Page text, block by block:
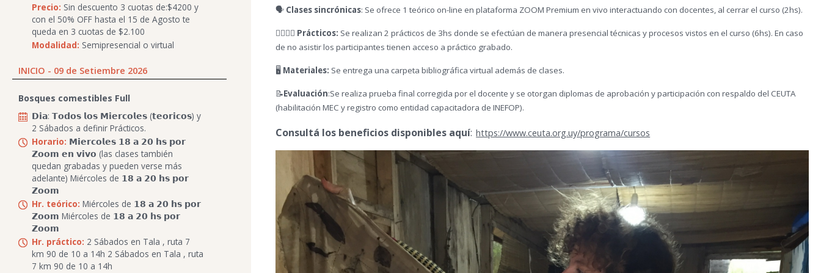
Precio: Sin descuento 3 cuotas de:$4200 y
con el 50% OFF hasta el 15 de Agosto te
queda en 3 cuotas de $2.100
Modalidad: Semipresencial o virtual
INICIO - 09 de Setiembre 2026
Bosques comestibles Full
𝗗𝗶𝗮: 𝗧𝗼𝗱𝗼𝘀 𝗹𝗼𝘀 𝗠𝗶𝗲𝗿𝗰𝗼𝗹𝗲𝘀 (𝘁𝗲𝗼𝗿𝗶𝗰𝗼𝘀) y
2 Sábados a definir Prácticos.
Horario: 𝗠𝗶𝗲𝗿𝗰𝗼𝗹𝗲𝘀 𝟭𝟴 𝗮 𝟮𝟬 𝗵𝘀 𝗽𝗼𝗿
𝗭𝗼𝗼𝗺 𝗲𝗻 𝘃𝗶𝘃𝗼 (las clases también
quedan grabadas y pueden verse más
adelante) Miércoles de 𝟭𝟴 𝗮 𝟮𝟬 𝗵𝘀 𝗽𝗼𝗿
𝗭𝗼𝗼𝗺
Hr. teórico: Miércoles de 𝟭𝟴 𝗮 𝟮𝟬 𝗵𝘀 𝗽𝗼𝗿
𝗭𝗼𝗼𝗺 Miércoles de 𝟭𝟴 𝗮 𝟮𝟬 𝗵𝘀 𝗽𝗼𝗿
𝗭𝗼𝗼𝗺
Hr. práctico: 2 Sábados en Tala , ruta 7
km 90 de 10 a 14h 2 Sábados en Tala , ruta
7 km 90 de 10 a 14h
🗣️ Clases sincrónicas: Se ofrece 1 teórico on-line en plataforma ZOOM Premium en vivo interactuando con docentes, al cerrar el curso (2hs).
✋🏼🤚🏾 Prácticos: Se realizan 2 prácticos de 3hs donde se efectúan de manera presencial técnicas y procesos vistos en el curso (6hs). En caso
de no asistir los participantes tienen acceso a práctico grabado.
🖥️ Materiales: Se entrega una carpeta bibliográfica virtual además de clases.
📝Evaluación:Se realiza prueba final corregida por el docente y se otorgan diplomas de aprobación y participación con respaldo del CEUTA
(habilitación MEC y registro como entidad capacitadora de INEFOP).
Consultá los beneficios disponibles aquí: https://www.ceuta.org.uy/programa/cursos